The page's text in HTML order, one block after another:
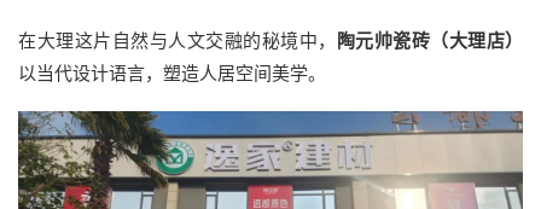
在大理这片自然与人文交融的秘境中，
陶元帅瓷砖（大理店）
以当代设计语言，塑造人居空间美学。